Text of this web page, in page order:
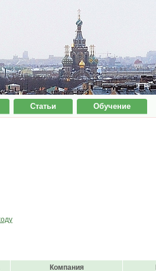
Статьи Обучение
Компания